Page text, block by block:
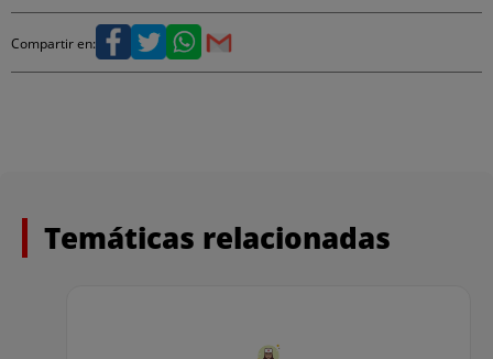
Esterilización. Concepto y métodos
El paciente terminal
afectos de toxicomanías
Compartir en:
Temáticas relacionadas